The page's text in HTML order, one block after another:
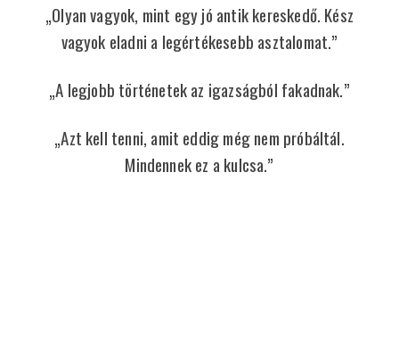
„Olyan vagyok, mint egy jó antik kereskedő. Kész
vagyok eladni a legértékesebb asztalomat.”
„A legjobb történetek az igazságból fakadnak.”
„Azt kell tenni, amit eddig még nem próbáltál.
Mindennek ez a kulcsa.”